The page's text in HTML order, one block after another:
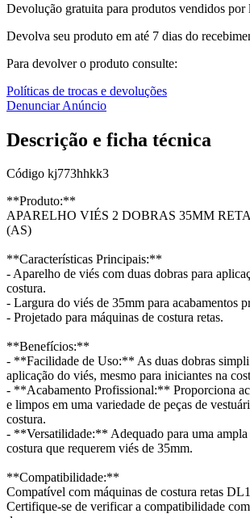
Devolução gratuita para produtos vendidos por
Devolva seu produto em até 7 dias do
Para devolver o produto consulte:
Políticas de trocas e devoluções
Denunciar Anúncio
Descrição e ficha técnica
Código kj773hhkk3
**Produto:**
APARELHO VIÉS 2 DOBRAS 35MM
(AS)
**Características Principais:**
- Aparelho de viés com duas dobras para
costura.
- Largura do viés de 35mm para acabamentos
- Projetado para máquinas de costura retas.
**Benefícios:**
- **Facilidade de Uso:** As duas dobras
aplicação do viés, mesmo para iniciantes na
- **Acabamento Profissional:** Proporciona
e limpos em uma variedade de peças de
costura.
- **Versatilidade:** Adequado para uma ampla
costura que requerem viés de 35mm.
**Compatibilidade:**
Compatível com máquinas de costura retas
Certifique-se de verificar a compatibilidade